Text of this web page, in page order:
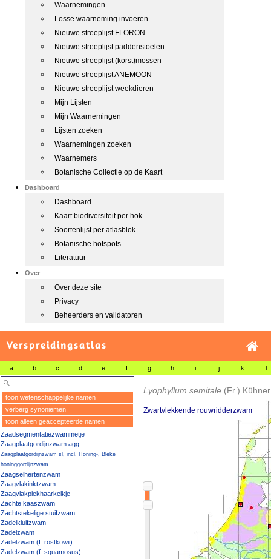
Waarnemingen
Losse waarneming invoeren
Nieuwe streeplijst FLORON
Nieuwe streeplijst paddenstoelen
Nieuwe streeplijst (korst)mossen
Nieuwe streeplijst ANEMOON
Nieuwe streeplijst weekdieren
Mijn Lijsten
Mijn Waarnemingen
Lijsten zoeken
Waarnemingen zoeken
Waarnemers
Botanische Collectie op de Kaart
Dashboard
Dashboard
Kaart biodiversiteit per hok
Soortenlijst per atlasblok
Botanische hotspots
Literatuur
Over
Over deze site
Privacy
Beheerders en validatoren
Verspreidingsatlas
a b c d e f g h i j k l
toon wetenschappelijke namen
verberg synoniemen
toon alleen geaccepteerde namen
Zaadsegmentatiezwammetje
Zaagplaatgordijnzwam agg.
Zaagplaatgordijnzwam sl, incl. Honing-, Bleke
honinggordijnzwam
Zaagselhertenzwam
Zaagvlakinktzwam
Zaagvlakpiekhaarkelkje
Zachte kaaszwam
Zachtstekelige stuifzwam
Zadelkluifzwam
Zadelzwam
Zadelzwam (f. rostkowii)
Zadelzwam (f. squamosus)
Lyophyllum semitale (Fr.) Kühner
Zwartvlekkende rouwridderzwam